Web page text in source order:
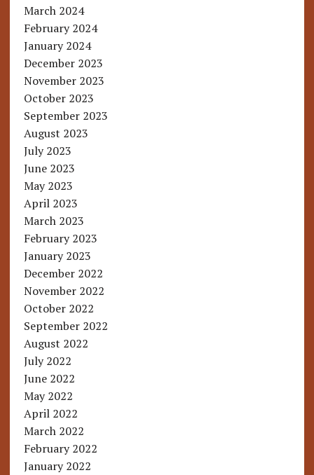
March 2024
February 2024
January 2024
December 2023
November 2023
October 2023
September 2023
August 2023
July 2023
June 2023
May 2023
April 2023
March 2023
February 2023
January 2023
December 2022
November 2022
October 2022
September 2022
August 2022
July 2022
June 2022
May 2022
April 2022
March 2022
February 2022
January 2022